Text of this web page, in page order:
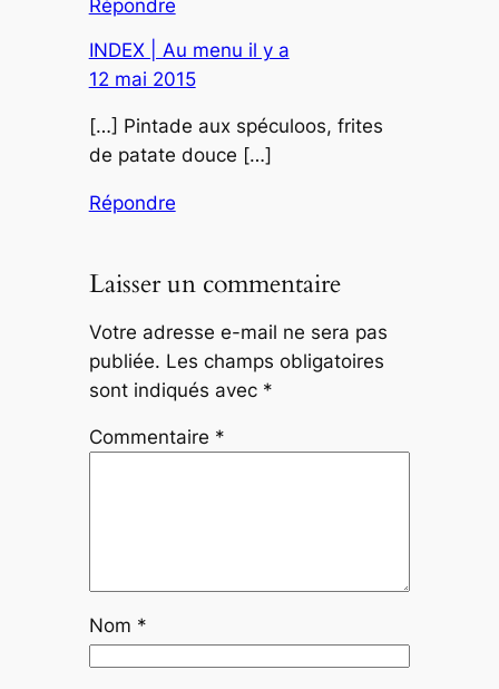
Répondre
INDEX | Au menu il y a
12 mai 2015
[…] Pintade aux spéculoos, frites
de patate douce […]
Répondre
Laisser un commentaire
Votre adresse e-mail ne sera pas
publiée. Les champs obligatoires
sont indiqués avec *
Commentaire *
Nom *